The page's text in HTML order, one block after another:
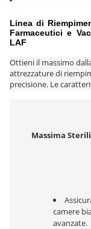
Linea di
Farmaceutici e
LAF
Ottieni il massimo
attrezzature di
precisione. Le
Massima
camere
avanzate.